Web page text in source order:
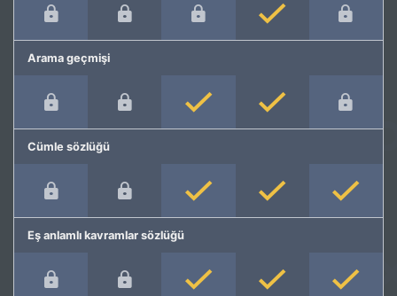
Arama geçmişi
Cümle sözlüğü
Eş anlamlı kavramlar sözlüğü